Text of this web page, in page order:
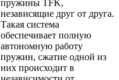
пружины TFK,
независящие друг от друга.
Такая система
обеспечивает полную
автономную работу
пружин, сжатие одной из
них происходит в